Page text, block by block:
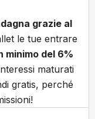
grazie al
le tue entrare
minimo del 6%
maturati
gratis, perché